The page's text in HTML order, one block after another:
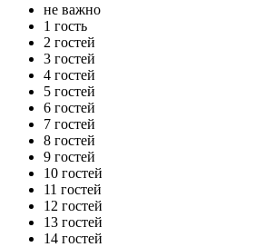
не важно
1 гость
2 гостей
3 гостей
4 гостей
5 гостей
6 гостей
7 гостей
8 гостей
9 гостей
10 гостей
11 гостей
12 гостей
13 гостей
14 гостей